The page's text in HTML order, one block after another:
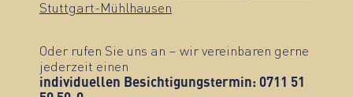
Stuttgart-Mühlhausen
Oder rufen Sie uns an – wir vereinbaren gerne
jederzeit einen
individuellen Besichtigungstermin: 0711 51